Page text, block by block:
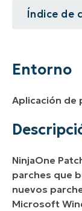
Índice de
Entorno
Aplicación de
NinjaOne
parches que
nuevos
Microsoft